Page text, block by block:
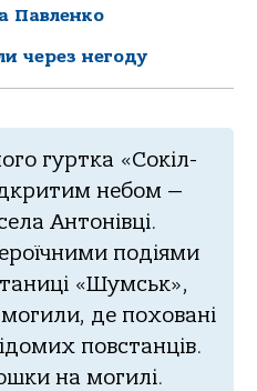
Павленко
через негоду
гуртка «Сокіл-
небом —
Антонівці.
подіями
«Шумськ»,
де поховані
повстанців.
на могилі.